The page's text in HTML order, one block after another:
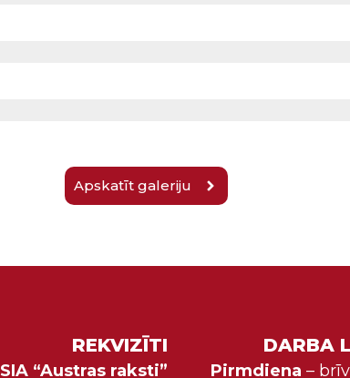
Apskatīt galeriju
REKVIZĪTI
SIA “Austras raksti”
DARBA
Pirmdiena –